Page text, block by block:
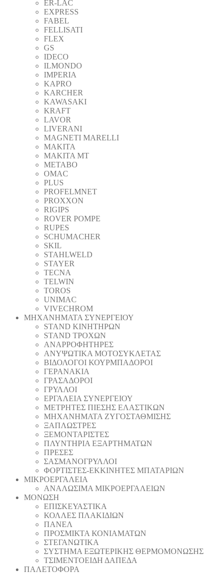
ER-LAC
EXPRESS
FABEL
FELLISATI
FLEX
GS
IDECO
ILMONDO
IMPERIA
KAPRO
KARCHER
KAWASAKI
KRAFT
LAVOR
LIVERANI
MAGNETI MARELLI
MAKITA
MAKITA MT
METABO
OMAC
PLUS
PROFELMNET
PROXXON
RIGIPS
ROVER POMPE
RUPES
SCHUMACHER
SKIL
STAHLWELD
STAYER
TECNA
TELWIN
TOROS
UNIMAC
VIVECHROM
ΜΗΧΑΝΗΜΑΤΑ ΣΥΝΕΡΓΕΙΟΥ
STAND ΚΙΝΗΤΗΡΩΝ
STAND ΤΡΟΧΩΝ
ΑΝΑΡΡΟΦΗΤΗΡΕΣ
ΑΝΥΨΩΤΙΚΑ ΜΟΤΟΣΥΚΛΕΤΑΣ
ΒΙΔΟΛΟΓΟΙ ΚΟΥΡΜΠΑΔΟΡΟΙ
ΓΕΡΑΝΑΚΙΑ
ΓΡΑΣΑΔΟΡΟΙ
ΓΡΥΛΛΟΙ
ΕΡΓΑΛΕΙΑ ΣΥΝΕΡΓΕΙΟΥ
ΜΕΤΡΗΤΕΣ ΠΙΕΣΗΣ ΕΛΑΣΤΙΚΩΝ
ΜΗΧΑΝΗΜΑΤΑ ΖΥΓΟΣΤΑΘΜΙΣΗΣ
ΞΑΠΛΩΣΤΡΕΣ
ΞΕΜΟΝΤΑΡΙΣΤΕΣ
ΠΛΥΝΤΗΡΙΑ ΕΞΑΡΤΗΜΑΤΩΝ
ΠΡΕΣΕΣ
ΣΑΣΜΑΝΟΓΡΥΛΛΟΙ
ΦΟΡΤΙΣΤΕΣ-ΕΚΚΙΝΗΤΕΣ ΜΠΑΤΑΡΙΩΝ
ΜΙΚΡΟΕΡΓΑΛΕΙΑ
ΑΝΑΛΩΣΙΜΑ ΜΙΚΡΟΕΡΓΑΛΕΙΩΝ
ΜΟΝΩΣΗ
ΕΠΙΣΚΕΥΑΣΤΙΚΑ
ΚΟΛΛΕΣ ΠΛΑΚΙΔΙΩΝ
ΠΑΝΕΛ
ΠΡΟΣΜΙΚΤΑ ΚΟΝΙΑΜΑΤΩΝ
ΣΤΕΓΑΝΩΤΙΚΑ
ΣΥΣΤΗΜΑ ΕΞΩΤΕΡΙΚΗΣ ΘΕΡΜΟΜΟΝΩΣΗΣ
ΤΣΙΜΕΝΤΟΕΙΔΗ ΔΑΠΕΔΑ
ΠΑΛΕΤΟΦΟΡΑ